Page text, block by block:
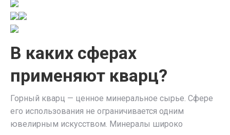
В каких сферах
применяют кварц?
Горный кварц — ценное минеральное сырье. Сфере
его использования не ограничивается одним
ювелирным искусством. Минералы широко